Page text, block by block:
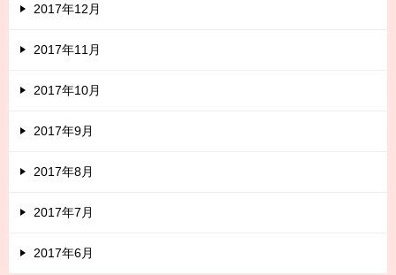
2017年12月
2017年11月
2017年10月
2017年9月
2017年8月
2017年7月
2017年6月